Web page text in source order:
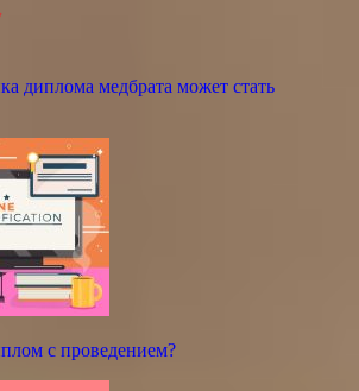
диплома медбрата может стать
с проведением?